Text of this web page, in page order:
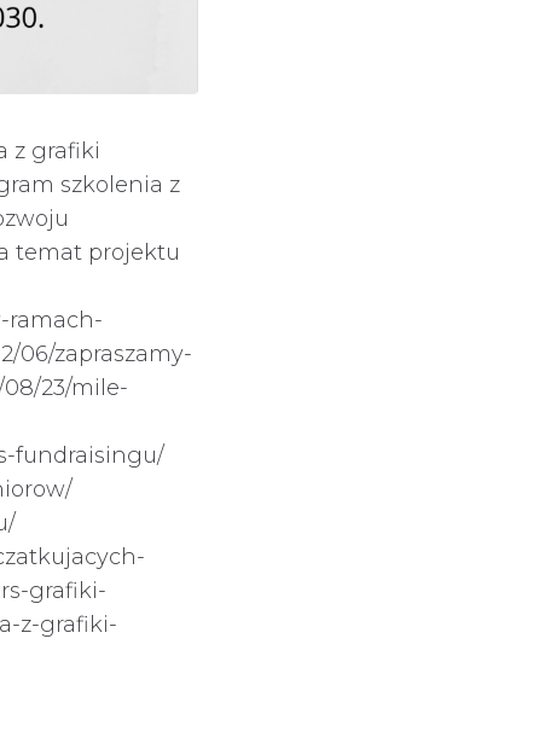
z grafiki
szkolenia z
temat projektu
ramach-
06/zapraszamy-
23/mile-
fundraisingu/
grafiki-
z-grafiki-